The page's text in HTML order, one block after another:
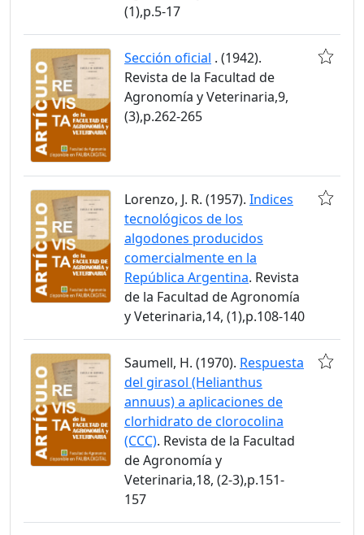
(1),p.5-17
Sección oficial . (1942).
Revista de la Facultad de
Agronomía y Veterinaria,9,
(3),p.262-265
Lorenzo, J. R. (1957). Indices
tecnológicos de los
algodones producidos
comercialmente en la
República Argentina. Revista
de la Facultad de Agronomía
y Veterinaria,14, (1),p.108-140
Saumell, H. (1970). Respuesta
del girasol (Helianthus
annuus) a aplicaciones de
clorhidrato de clorocolina
(CCC). Revista de la Facultad
de Agronomía y
Veterinaria,18, (2-3),p.151-
157